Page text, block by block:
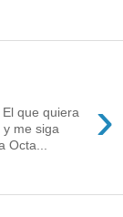
›
que quiera
y me siga
Octa...